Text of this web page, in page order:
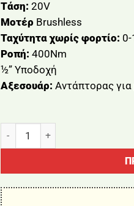
Τάση: 20V
Μοτέρ Brushless
Ταχύτητα χωρίς φορτίο:
Ροπή: 400Nm
½” Υποδοχή
Αξεσουάρ: Aντάπτορας
ΜΠΟΥΛΟΝΟΚΛΕΙΔΟ